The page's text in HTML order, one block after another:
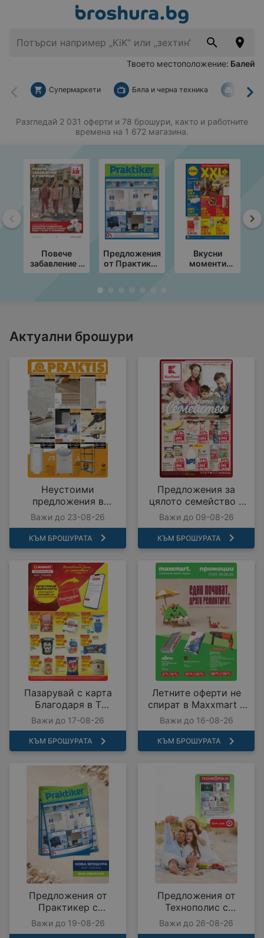
Твоето местоположение: Балей
Назад
Супермаркети Бяла и черна техника За
Разгледай 2 031 оферти и 78 брошури, както и работните
времена на 1 672 магазина.
Назад
Повече
забавление в
училище с KiK
Предложения
от Практикер
с валидност
Вкусни
моменти
край грила с
Актуални брошури
Неустоими
предложения в
PRAKTIS с валидност
до 23.08.2026
Важи до 23-08-26
КЪМ БРОШУРАТА
Предложения за
цялото семейство в
Kaufland с валидност
до 09.08.2026
Важи до 09-08-26
КЪМ БРОШУРАТА
Пазарувай с карта
Благодаря в T
MARKET с
предложения с
валидност до
17.08.2026
Важи до 17-08-26
КЪМ БРОШУРАТА
Летните оферти не
спират в Maxxmart с
валидност до
16.08.2026
Важи до 16-08-26
КЪМ БРОШУРАТА
Предложения от
Практикер с
валидност до
19.08.2026
Важи до 19-08-26
Предложения от
Технополис с
валидност до
26.08.2026
Важи до 26-08-26